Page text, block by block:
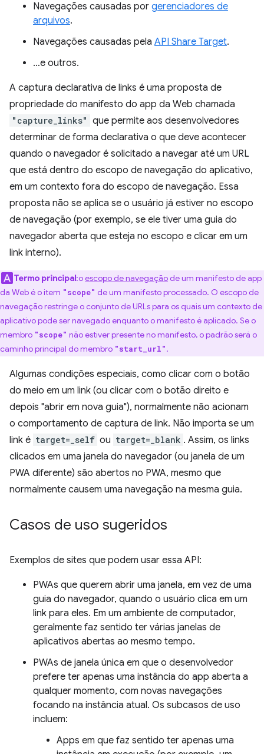
Navegações causadas por gerenciadores de
arquivos.
Navegações causadas pela API Share Target.
…e outros.
A captura declarativa de links é uma proposta de
propriedade do manifesto do app da Web chamada
"capture_links" que permite aos desenvolvedores
determinar de forma declarativa o que deve acontecer
quando o navegador é solicitado a navegar até um URL
que está dentro do escopo de navegação do aplicativo,
em um contexto fora do escopo de navegação. Essa
proposta não se aplica se o usuário já estiver no escopo
de navegação (por exemplo, se ele tiver uma guia do
navegador aberta que esteja no escopo e clicar em um
link interno).
Termo principal:oescopo de navegaçãode um manifesto de app
da Web é o item "scope" de um manifesto processado. O escopo de
navegação restringe o conjunto de URLs para os quais um contexto de
aplicativo pode ser navegado enquanto o manifesto é aplicado. Se o
membro "scope" não estiver presente no manifesto, o padrão será o
caminho principal do membro "start_url".
Algumas condições especiais, como clicar com o botão
do meio em um link (ou clicar com o botão direito e
depois "abrir em nova guia"), normalmente não acionam
o comportamento de captura de link. Não importa se um
link é target=_self ou target=_blank . Assim, os links
clicados em uma janela do navegador (ou janela de um
PWA diferente) são abertos no PWA, mesmo que
normalmente causem uma navegação na mesma guia.
Casos de uso sugeridos
Exemplos de sites que podem usar essa API:
PWAs que querem abrir uma janela, em vez de uma
guia do navegador, quando o usuário clica em um
link para eles. Em um ambiente de computador,
geralmente faz sentido ter várias janelas de
aplicativos abertas ao mesmo tempo.
PWAs de janela única em que o desenvolvedor
prefere ter apenas uma instância do app aberta a
qualquer momento, com novas navegações
focando na instância atual. Os subcasos de uso
incluem:
Apps em que faz sentido ter apenas uma